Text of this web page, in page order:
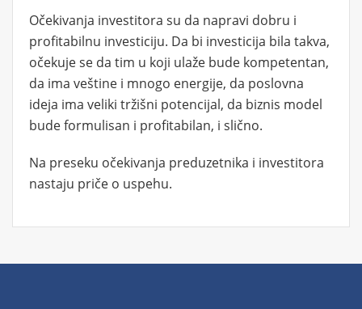
Očekivanja investitora su da napravi dobru i
profitabilnu investiciju. Da bi investicija bila takva,
očekuje se da tim u koji ulaže bude kompetentan,
da ima veštine i mnogo energije, da poslovna
ideja ima veliki tržišni potencijal, da biznis model
bude formulisan i profitabilan, i slično.
Na preseku očekivanja preduzetnika i investitora
nastaju priče o uspehu.